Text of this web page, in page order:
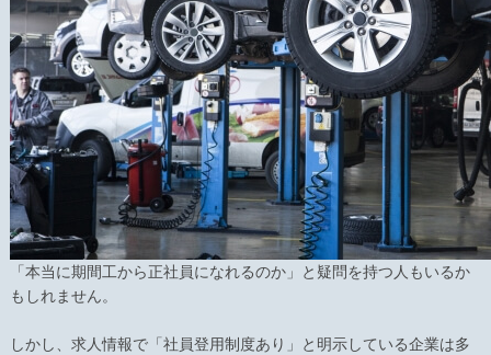
「本当に期間工から正社員になれるのか」と疑問を持つ人もいるか
もしれません。
しかし、求人情報で「社員登用制度あり」と明示している企業は多